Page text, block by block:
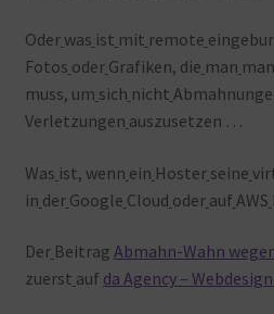
Oder was ist mit remote
Fotos oder Grafiken, die man
muss, um sich nicht
Verletzungen auszusetzen …
Was ist, wenn ein Hoster seine
in der Google Cloud oder auf AWS
Der Beitrag Abmahn-Wahn
zuerst auf da Agency –